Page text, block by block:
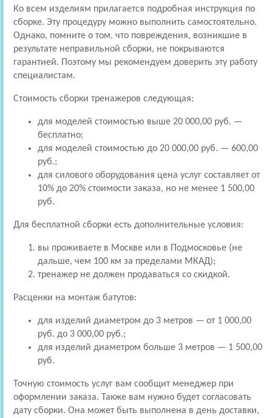
Ко всем изделиям прилагается подробная инструкция по
сборке. Эту процедуру можно выполнить самостоятельно.
Однако, помните о том, что повреждения, возникшие в
результате неправильной сборки, не покрываются
гарантией. Поэтому мы рекомендуем доверить эту работу
специалистам.
Стоимость сборки тренажеров следующая:
для моделей стоимостью выше 20 000,00 руб. —
бесплатно;
для моделей стоимостью до 20 000,00 руб. — 600,00
руб.;
для силового оборудования цена услуг составляет от
10% до 20% стоимости заказа, но не менее 1 500,00
руб.
Для бесплатной сборки есть дополнительные условия:
вы проживаете в Москве или в Подмосковье (не
дальше, чем 100 км за пределами МКАД);
тренажер не должен продаваться со скидкой.
Расценки на монтаж батутов:
для изделий диаметром до 3 метров — от 1 000,00
руб. до 3 000,00 руб.;
для изделий диаметром больше 3 метров — 1 500,00
руб.
Точную стоимость услуг вам сообщит менеджер при
оформлении заказа. Также вам нужно будет согласовать
дату сборки. Она может быть выполнена в день доставки,